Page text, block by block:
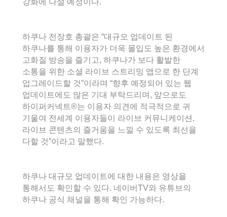
강화에 나설 예정이다.
하쿠나 전장호 총괄은 “대규모 업데이트 된
하쿠나를 통해 이용자가 더욱 몰입도 높은 환경에서
고화질 방송을 즐기고, 하쿠나가 보다 활발한
소통을 위한 소셜 라이브 스트리밍 앱으로 한 단계
업그레이드할 것”이라며 “향후 예정되어 있는 웹
업데이트에도 많은 기대 부탁드리며, 앞으로도
하이퍼커넥트®는 이용자 의견에 적극적으로 귀
기울여 전세계 이용자들이 라이브 커뮤니케이션,
라이브 콘텐츠의 즐거움을 느낄 수 있도록 최선을
다할 것”이라고 말했다.
하쿠나 대규모 업데이트에 대한 내용은 영상을
통해서도 확인할 수 있다. 네이버TV와 유튜브의
하쿠나 공식 채널을 통해 확인 가능하다.